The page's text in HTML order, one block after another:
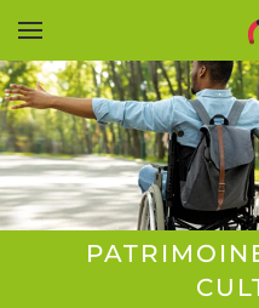
Accéder au contenu